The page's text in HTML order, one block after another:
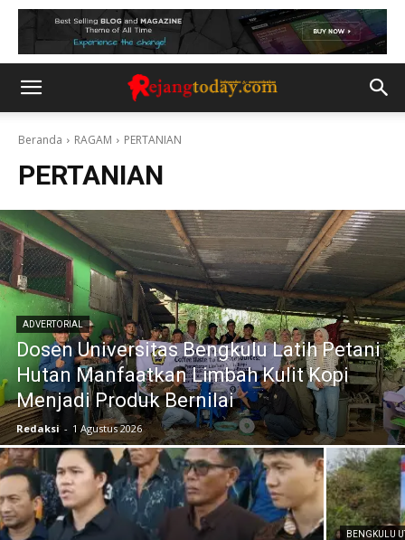
Beranda RAGAM PERTANIAN
PERTANIAN
ADVERTORIAL
Dosen Universitas Bengkulu Latih Petani
Hutan Manfaatkan Limbah Kulit Kopi
Menjadi Produk Bernilai
Redaksi - 1 Agustus 2026
BENGKULU